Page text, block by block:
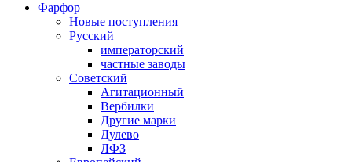
Фарфор
Новые поступления
Русский
императорский
частные заводы
Советский
Агитационный
Вербилки
Другие марки
Дулево
ЛФЗ